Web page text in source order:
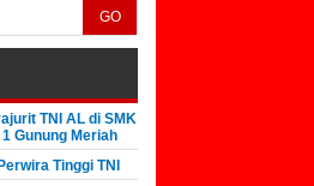
GO
TNI AL di SMK
Gunung Meriah
Tinggi TNI